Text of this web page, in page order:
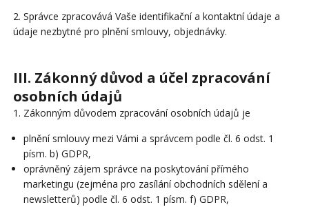
2. Správce zpracovává Vaše identifikační a kontaktní údaje a
údaje nezbytné pro plnění smlouvy, objednávky.
III. Zákonný důvod a účel zpracování
osobních údajů
1. Zákonným důvodem zpracování osobních údajů je
plnění smlouvy mezi Vámi a správcem podle čl. 6 odst. 1
písm. b) GDPR,
oprávněný zájem správce na poskytování přímého
marketingu (zejména pro zasílání obchodních sdělení a
newsletterů) podle čl. 6 odst. 1 písm. f) GDPR,